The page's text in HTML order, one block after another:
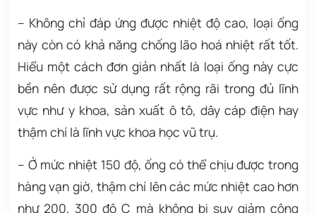
– Không chỉ đáp ứng được nhiệt độ cao, loại ống
này còn có khả năng chống lão hoá nhiệt rất tốt.
Hiểu một cách đơn giản nhất là loại ống này cực
bền nên được sử dụng rất rộng rãi trong đủ lĩnh
vực như y khoa, sản xuất ô tô, dây cáp điện hay
thậm chí là lĩnh vực khoa học vũ trụ.
– Ở mức nhiệt 150 độ, ống có thể chịu được trong
hàng vạn giờ, thậm chí lên các mức nhiệt cao hơn
như 200, 300 độ C mà không bị suy giảm công